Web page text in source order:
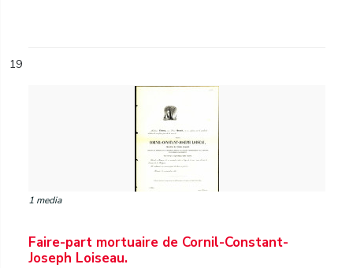
19
1 media
Faire-part mortuaire de Cornil-Constant-
Joseph Loiseau.